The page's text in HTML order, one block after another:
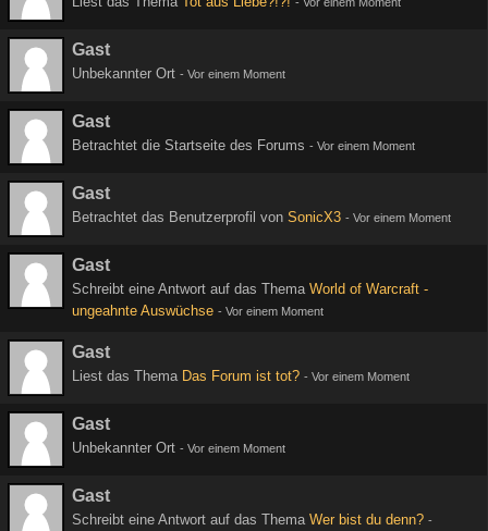
Gast
Unbekannter Ort - Vor einem Moment
Gast
Betrachtet die Startseite des Forums - Vor einem Moment
Gast
Betrachtet das Benutzerprofil von SonicX3 - Vor einem Moment
Gast
Schreibt eine Antwort auf das Thema World of Warcraft -
ungeahnte Auswüchse - Vor einem Moment
Gast
Liest das Thema Das Forum ist tot? - Vor einem Moment
Gast
Unbekannter Ort - Vor einem Moment
Gast
Schreibt eine Antwort auf das Thema Wer bist du denn? -